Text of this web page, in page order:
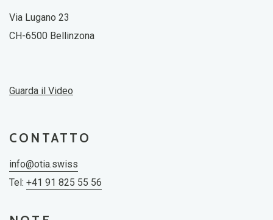
Via Lugano 23
CH-6500 Bellinzona
Guarda il Video
CONTATTO
info@otia.swiss
Tel: +41 91 825 55 56